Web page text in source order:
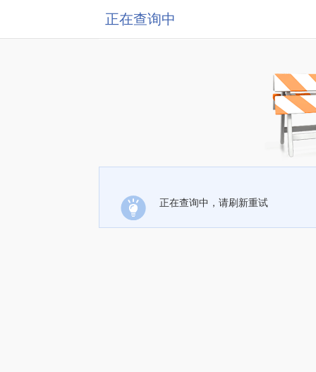
正在查询中
正在查询中，请刷新重试